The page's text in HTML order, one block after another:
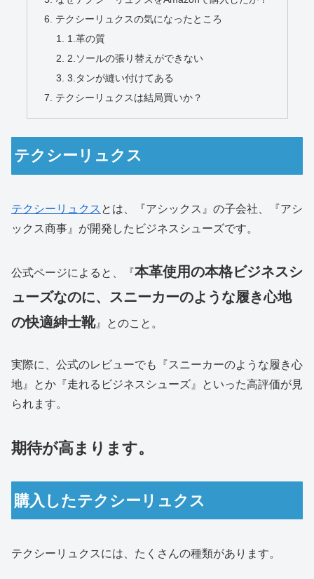
テクシーリュクスの気になったところ
1.革の質
2.ソールの張り替えができない
3.タンが縫い付けてある
テクシーリュクスは結局買いか？
テクシーリュクス
テクシーリュクス とは、『アシックス』の子会社、『アシ
ックス商事』が開発したビジネスシューズです。
公式ページによると、『本革使用の本格ビジネスシ
ューズなのに、スニーカーのような履き心地
の快適紳士靴』とのこと。
実際に、公式のレビューでも『スニーカーのような履き心
地』とか『走れるビジネスシューズ』といった高評価が見
られます。
期待が高まります。
購入したテクシーリュクス
テクシーリュクスには、たくさんの種類があります。